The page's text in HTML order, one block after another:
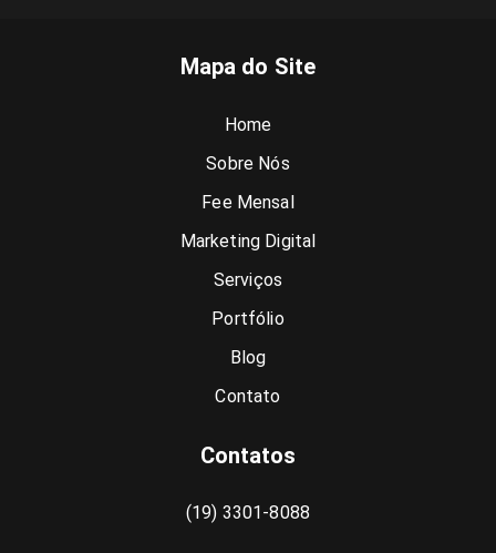
Mapa do Site
Home
Sobre Nós
Fee Mensal
Marketing Digital
Serviços
Portfólio
Blog
Contato
Contatos
(19) 3301-8088